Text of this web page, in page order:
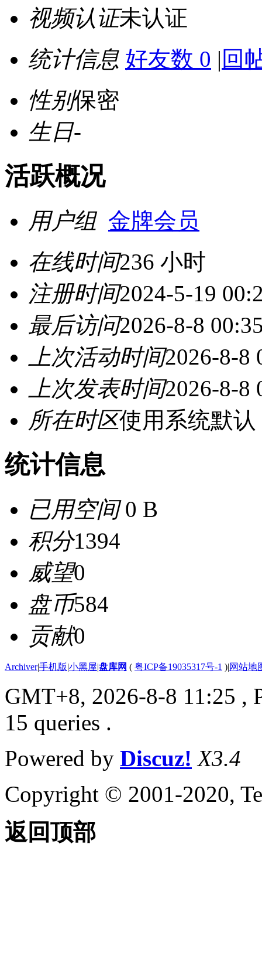
视频认证未认证
统计信息 好友数 0 | 回
性别保密
生日-
活跃概况
用户组 金牌会员
在线时间236 小时
注册时间2024-5-19
最后访问2026-8-8
上次活动时间2026-8-8
上次发表时间2026-8-8
所在时区使用系统默认
统计信息
已用空间0 B
积分1394
威望0
盘币584
贡献0
Archiver|手机版|小黑屋|盘库网 ( 粤ICP备19035317号-1 )|网站地
GMT+8, 2026-8-8 11:25 ,
15 queries .
Powered by Discuz! X3.4
Copyright © 2001-2020,
返回顶部